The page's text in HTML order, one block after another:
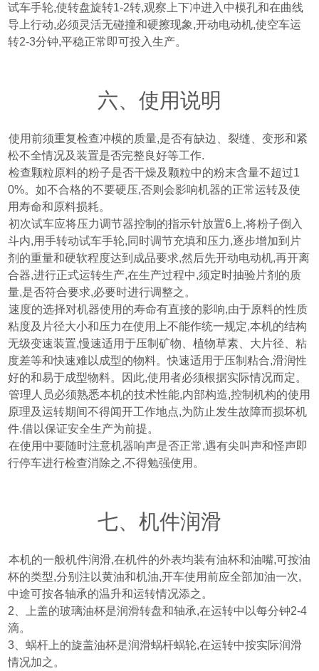
试车手轮,使转盘旋转1-2转,观察上下冲进入中模孔和在曲线
导上行动,必须灵活无碰撞和硬擦现象,开动电动机,使空车运
转2-3分钟,平稳正常即可投入生产。
六、使用说明
使用前须重复检查冲模的质量,是否有缺边、裂缝、变形和紧
松不全情况及装置是否完整良好等工作.
检查颗粒原料的粉子是否干燥及颗粒中的粉末含量不超过1
0%。如不合格的不要硬压,否则会影响机器的正常运转及使
用寿命和原料损耗。
初次试车应将压力调节器控制的指示针放置6 上,将粉子倒入
斗内,用手转动试车手轮,同时调节充填和压力,逐步增加到片
剂的重量和硬软程度达到成品要求,然后先开动电动机,再开离
合器,进行正式运转生产,在生产过程中,须定时抽验片剂的质
量,是否符合要求,必要时进行调整之。
速度的选择对机器使用的寿命有直接的影响,由于原料的性质
粘度及片径大小和压力在使用上不能作统一规定,本机的结构
无级变速装置,慢速适用于压制矿物、植物草素、大片径、粘
度差等和快速难以成型的物料。快速适用于压制粘合,滑润性
好的和易于成型物料。因此,使用者必须根据实际情况而定。
管理人员必须熟悉本机的技术性能,内部构造,控制机构的使用
原理及运转期间不得闻开工作地点,为防止发生故障而损坏机
件.借以保证安全生产为前提。
在使用中要随时注意机器响声是否正常,遇有尖叫声和怪声即
行停车进行检查消除之,不得勉强使用。
七、机件润滑
本机的一般机件润滑,在机件的外表均装有油杯和油嘴,可按油
杯的类型,分别注以黄油和机油,开车使用前应全部加油一次,
中途可按各轴承的温升和运转情况添之。
2 、上盖的玻璃油杯是润滑转盘和轴承,在运转中以每分钟2-4
滴。
3 、蜗杆上的旋盖油杯是润滑蜗杆蜗轮,在运转中按实际润滑
情况加之。